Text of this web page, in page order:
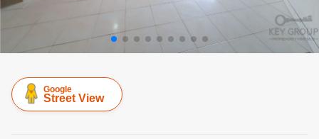
Google
Street View